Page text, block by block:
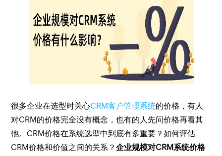
很多企业在选型时关心CRM客户管理系统的价格，有人
对CRM的价格完全没有概念，也有的人先问价格再看其
他。CRM价格在系统选型中到底有多重要？如何评估
CRM价格和价值之间的关系？企业规模对CRM系统价格